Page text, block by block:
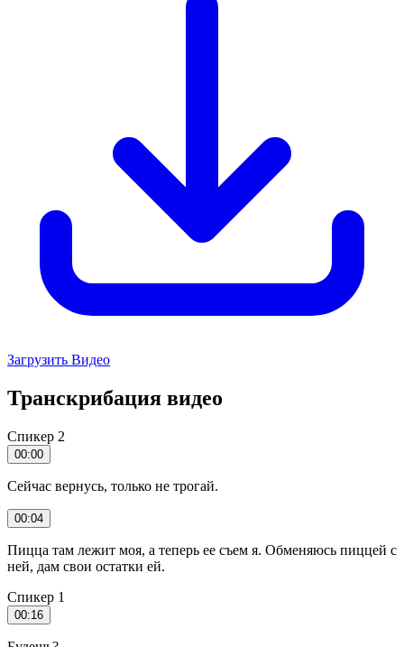
Загрузить Видео
Транскрибация видео
Спикер 2
00:00
Сейчас вернусь, только не трогай.
00:04
Пицца там лежит моя, а теперь ее съем я. Обменяюсь пиццей с
ней, дам свои остатки ей.
Спикер 1
00:16